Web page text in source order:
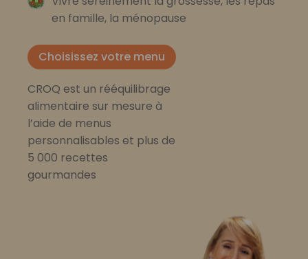
en famille, la ménopause
Choisissez votre menu
CROQ est un rééquilibrage
alimentaire sur mesure à
l’aide de menus
personnalisables et plus de
5 000 recettes
gourmandes